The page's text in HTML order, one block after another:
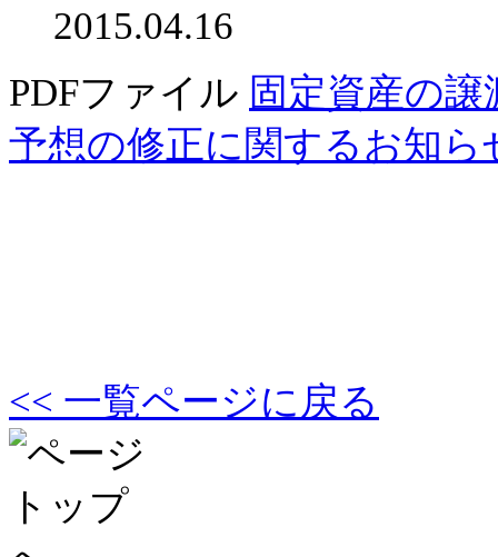
2015.04.16
PDFファイル 固定資産の
予想の修正に関するお知ら
<< 一覧ページに戻る